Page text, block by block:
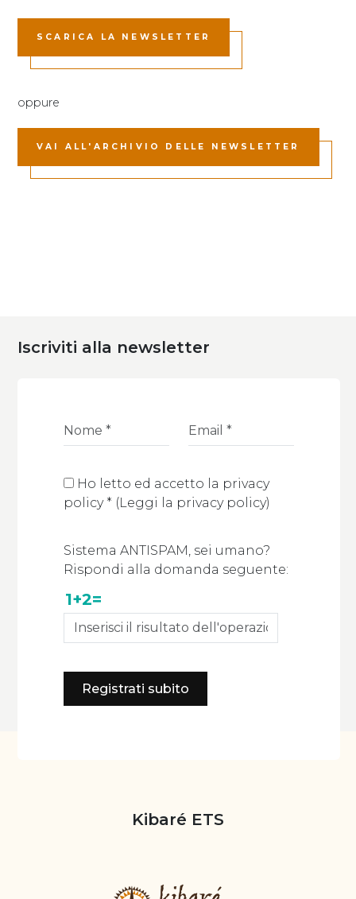
SCARICA LA NEWSLETTER
oppure
VAI ALL'ARCHIVIO DELLE NEWSLETTER
Iscriviti alla newsletter
Ho letto ed accetto la privacy
policy * (Leggi la privacy policy)
Sistema ANTISPAM, sei umano?
Rispondi alla domanda seguente:
1+2=
Registrati subito
Kibaré ETS